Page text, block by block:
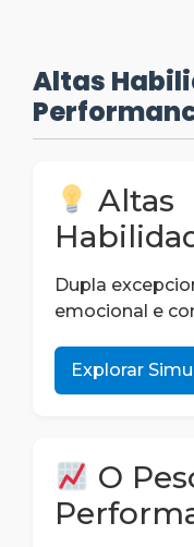
Altas
Altas
Dupla
emocional e
Explorar
O